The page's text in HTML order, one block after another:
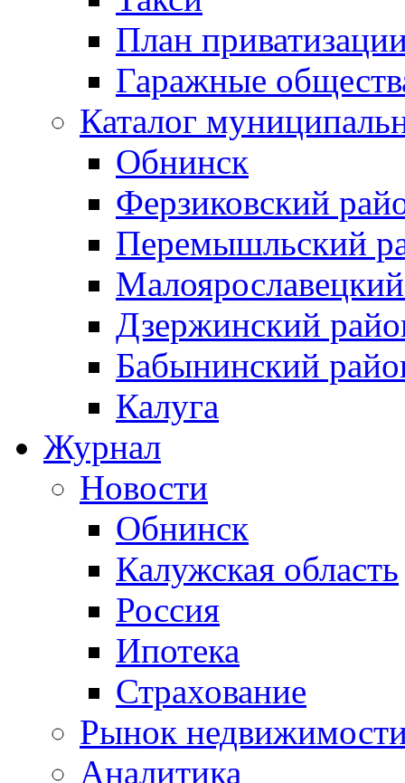
План
Гаражные
Каталог
Обнинск
Ферзиковский
Перемышльский
Дзержинский
Бабынинский
Калуга
Журнал
Новости
Обнинск
Калужская область
Россия
Ипотека
Страхование
Рынок
Аналитика